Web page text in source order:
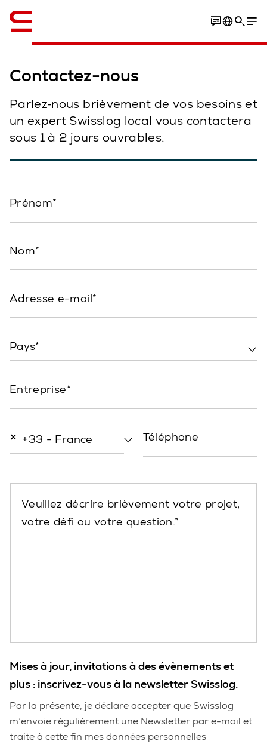
Contactez-nous
Parlez‑nous brièvement de vos besoins et
un expert Swisslog local vous contactera
sous 1 à 2 jours ouvrables.
Prénom
Nom
Adresse e-mail
Pays*
Entreprise
× +33 - France Téléphone
Veuillez décrire brièvement votre projet,
votre défi ou votre question.
Mises à jour, invitations à des évènements et
plus : inscrivez-vous à la newsletter Swisslog.
Par la présente, je déclare accepter que Swisslog
m’envoie régulièrement une Newsletter par e-mail et
traite à cette fin mes données personnelles